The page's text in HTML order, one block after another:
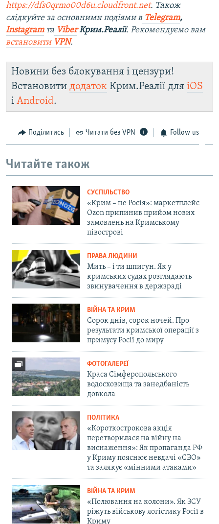
https://dfs0qrmo00d6u.cloudfront.net. Також
слідкуйте за основними подіями в Telegram,
Instagramта ViberКрим.Реалії. Рекомендуємо вам
встановити VPN.
Новини без блокування і цензури!
Встановити додаток Крим.Реалії для iOS
і Android.
Поділитись Читати без VPN Follow us
Читайте також
СУСПІЛЬСТВО
«Крим – не Росія»: маркетплейс
Ozon припинив прийом нових
замовлень на Кримському
півострові
ПРАВА ЛЮДИНИ
Мить – і ти шпигун. Як у
кримських судах розглядають
звинувачення в держзраді
ВІЙНА ТА КРИМ
Сорок днів, сорок ночей. Про
результати кримської операції з
примусу Росії до миру
ФОТОГАЛЕРЕЇ
Краса Сімферопольського
водосховища та занедбаність
довкола
ПОЛІТИКА
«Короткострокова акція
перетворилася на війну на
виснаження»: Як пропаганда РФ
у Криму пояснює невдачі «СВО»
та залякує «мінними атаками»
ВІЙНА ТА КРИМ
«Полювання на колони». Як ЗСУ
ріжуть військову логістику Росії в
Криму